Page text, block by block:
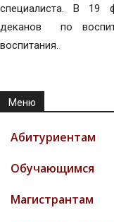
специалиста. В 19
деканов по
воспитания.
Меню
Абитуриентам
Обучающимся
Магистрантам